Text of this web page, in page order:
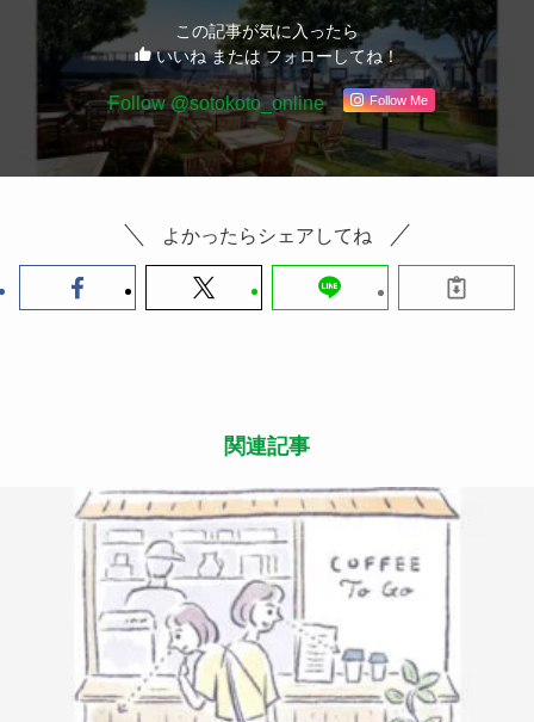
よかったらシェアしてね
2023.09.23
『ONIBUS COFFEE』オーナー・バリスタ・坂尾